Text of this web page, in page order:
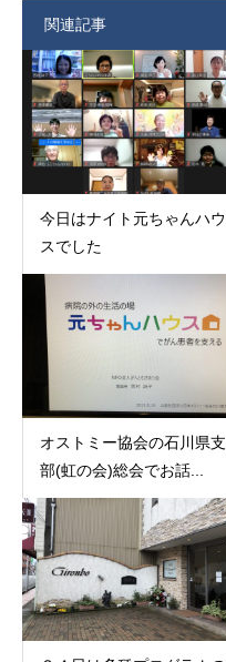
関連記事
今日はナイト元ちゃんハウ
スでした
オストミー協会の石川県支
部(虹の会)総会でお話...